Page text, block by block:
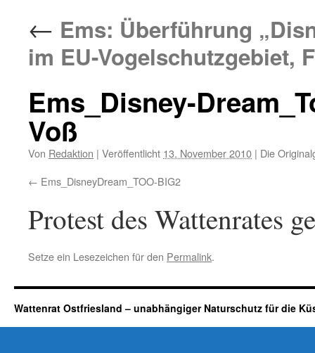
← Ems: Überführung
im EU-Vogelschutzgebiet,
Ems_Disney-
Voß
Von Redaktion | Veröffentlicht 13. November 2010 | Die
Ems_DisneyDream_TOO-BIG2
Protest des Wattenrates
Setze ein Lesezeichen für den Permalink.
Wattenrat Ostfriesland – unabhängiger Naturschutz für die